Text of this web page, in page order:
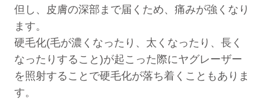
但し、皮膚の深部まで届くため、痛みが強くなり
ます。
硬毛化(毛が濃くなったり、太くなったり、長く
なったりすること)が起こった際にヤグレーザー
を照射することで硬毛化が落ち着くこともありま
す。